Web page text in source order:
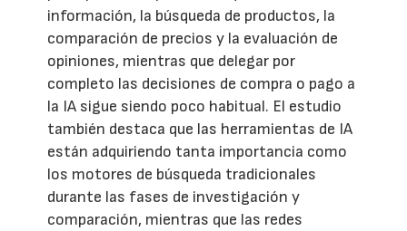
información, la búsqueda de productos, la
comparación de precios y la evaluación de
opiniones, mientras que delegar por
completo las decisiones de compra o pago a
la IA sigue siendo poco habitual. El estudio
también destaca que las herramientas de IA
están adquiriendo tanta importancia como
los motores de búsqueda tradicionales
durante las fases de investigación y
comparación, mientras que las redes